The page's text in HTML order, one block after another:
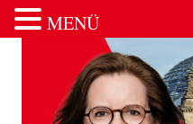
MENÜ